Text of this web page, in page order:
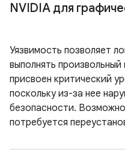
NVIDIA для
Уязвимость позволяет
выполнять
присвоен критический
поскольку из-за нее
безопасности.
потребуется